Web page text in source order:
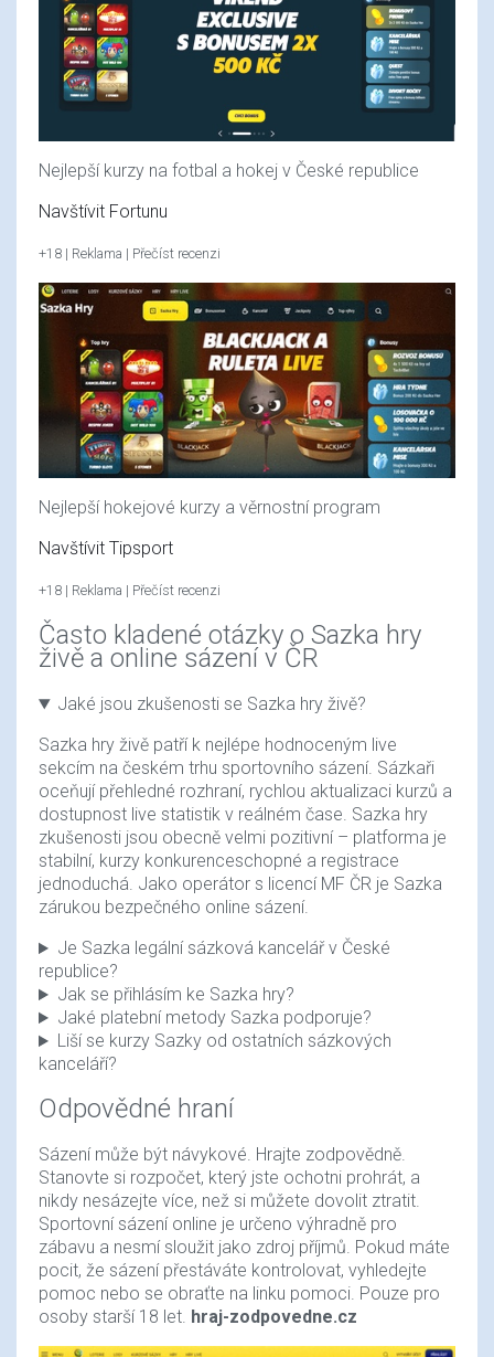
Nejlepší kurzy na fotbal a hokej v České republice
Navštívit Fortunu
+18 | Reklama | Přečíst recenzi
Nejlepší hokejové kurzy a věrnostní program
Navštívit Tipsport
+18 | Reklama | Přečíst recenzi
Často kladené otázky o Sazka hry
živě a online sázení v ČR
Jaké jsou zkušenosti se Sazka hry živě?
Sazka hry živě patří k nejlépe hodnoceným live
sekcím na českém trhu sportovního sázení. Sázkaři
oceňují přehledné rozhraní, rychlou aktualizaci kurzů a
dostupnost live statistik v reálném čase. Sazka hry
zkušenosti jsou obecně velmi pozitivní – platforma je
stabilní, kurzy konkurenceschopné a registrace
jednoduchá. Jako operátor s licencí MF ČR je Sazka
zárukou bezpečného online sázení.
Je Sazka legální sázková kancelář v České
republice?
Jak se přihlásím ke Sazka hry?
Jaké platební metody Sazka podporuje?
Liší se kurzy Sazky od ostatních sázkových
kanceláří?
Odpovědné hraní
Sázení může být návykové. Hrajte zodpovědně.
Stanovte si rozpočet, který jste ochotni prohrát, a
nikdy nesázejte více, než si můžete dovolit ztratit.
Sportovní sázení online je určeno výhradně pro
zábavu a nesmí sloužit jako zdroj příjmů. Pokud máte
pocit, že sázení přestáváte kontrolovat, vyhledejte
pomoc nebo se obraťte na linku pomoci. Pouze pro
osoby starší 18 let. hraj-zodpovedne.cz